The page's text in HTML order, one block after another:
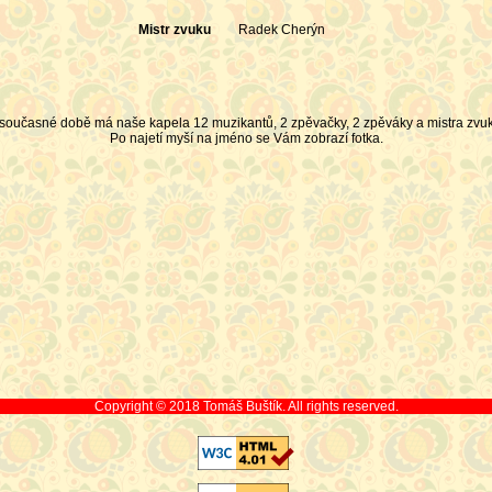
Mistr zvuku Radek Cherýn
době má naše kapela 12 muzikantů, 2 zpěvačky, 2 zpěváky a mistra
Po najetí myší na jméno se Vám zobrazí fotka.
Copyright © 2018 Tomáš Buštík. All rights reserved.